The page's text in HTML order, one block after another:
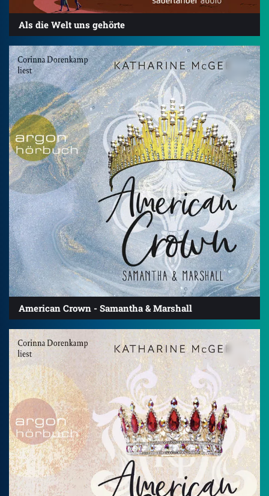
Als die Welt uns gehörte
American Crown - Samantha & Marshall